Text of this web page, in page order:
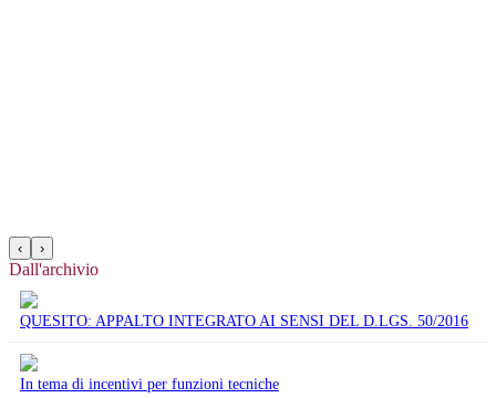
‹ ›
Dall'archivio
QUESITO: APPALTO INTEGRATO AI SENSI DEL D.LGS. 50/2016
In tema di incentivi per funzioni tecniche